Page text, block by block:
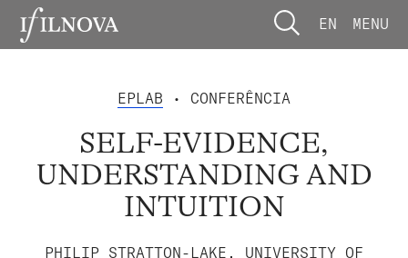
EN MENU
EPLAB • CONFERÊNCIA
SELF-EVIDENCE,
UNDERSTANDING AND
INTUITION
PHILIP STRATTON-LAKE, UNIVERSITY OF